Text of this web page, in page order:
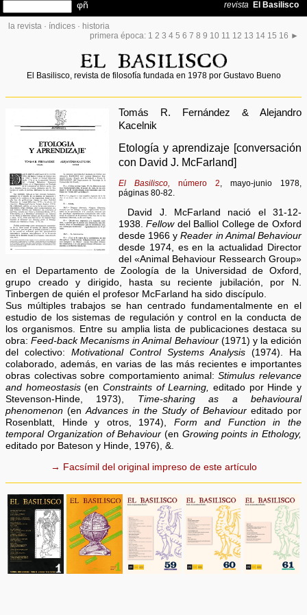
la revista · índices · historia
primera época: 1 2 3 4 5 6 7 8 9 10 11 12 13 14 15 16 ►
El Basilisco, revista de filosofía fundada en 1978 por Gustavo Bueno
Tomás R. Fernández & Alejandro
Kacelnik
Etología y aprendizaje [conversación
con David J. McFarland]
El Basilisco, número 2, mayo-junio 1978,
páginas 80-82.
David J. McFarland nació el 31-12-
1938.Fellowdel Balliol College de Oxford
desde 1966 yReader in Animal Behaviour
desde 1974, es en la actualidad Director
del «Animal Behaviour Ressearch Group»
en el Departamento de Zoología de la Universidad de Oxford,
grupo creado y dirigido, hasta su reciente jubilación, por N.
Tinbergen de quién el profesor McFarland ha sido discípulo.
Sus múltiples trabajos se han centrado fundamentalmente en el
estudio de los sistemas de regulación y control en la conducta de
los organismos. Entre su amplia lista de publicaciones destaca su
obra:Feed-back Mecanisms in Animal Behaviour(1971) y la edición
del colectivo:Motivational Control Systems Analysis(1974). Ha
colaborado, además, en varias de las más recientes e importantes
obras colectivas sobre comportamiento animal:Stimulus relevance
and homeostasis(enConstraints of Learning, editado por Hinde y
Stevenson-Hinde, 1973), Time-sharing as a behavioural
phenomenon (enAdvances in the Study of Behavioureditado por
Rosenblatt, Hinde y otros, 1974), Form and Function in the
temporal Organization of Behaviour (en Growing points in Ethology,
editado por Bateson y Hinde, 1976), &.
→ Facsímil del original impreso de este artículo